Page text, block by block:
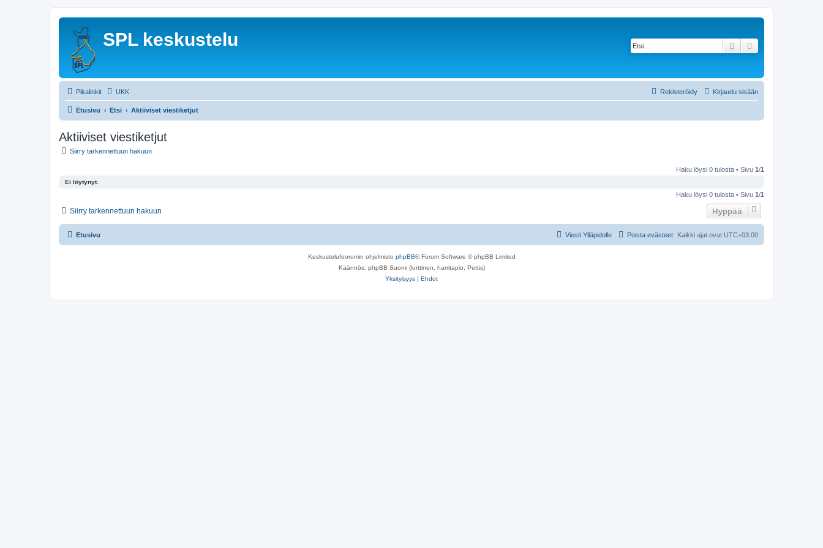
SPL keskustelu Etsi
Pikalinkit UKK Kirjaudu sisään
Rekisteröidy
Etusivu Etsi Aktiiviset viestiketjut
Aktiiviset viestiketjut
Siirry tarkennettuun hakuun
Haku löysi 0 tulosta • Sivu 1/1
Ei löytynyt.
Haku löysi 0 tulosta • Sivu 1/1
Siirry tarkennettuun hakuun Hyppää
Etusivu Kaikki ajat ovat UTC+03:00
Poista evästeet
Viesti Ylläpidolle
Keskustelufoorumin ohjelmisto phpBB® Forum Software © phpBB Limited
Käännös: phpBB Suomi (lurttinen, harritapio, Pettis)
Yksityisyys | Ehdot